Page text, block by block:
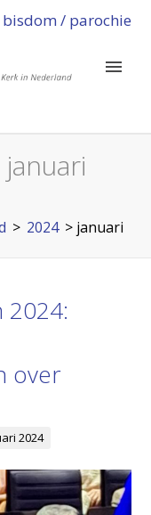
/ parochie
januari
> 2024 > januari
2024:
over
2024